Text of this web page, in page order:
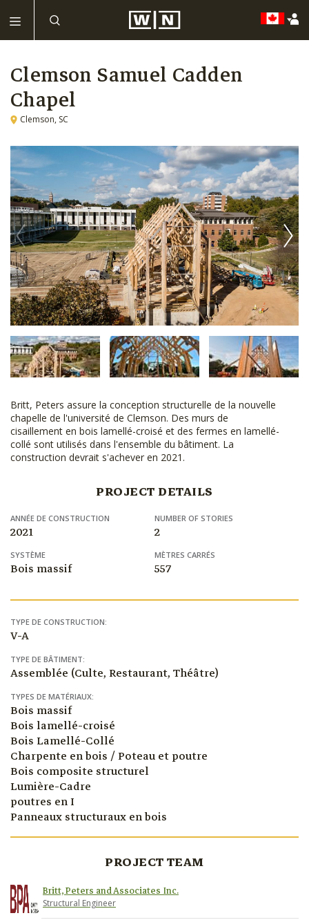
Clemson Samuel Cadden
Chapel
Clemson, SC
Britt, Peters assure la conception structurelle de la nouvelle
chapelle de l'université de Clemson. Des murs de
cisaillement en bois lamellé-croisé et des fermes en lamellé-
collé sont utilisés dans l'ensemble du bâtiment. La
construction devrait s'achever en 2021.
PROJECT DETAILS
ANNÉE DE CONSTRUCTION
2021
NUMBER OF STORIES
2
SYSTÈME
Bois massif
MÈTRES CARRÉS
557
TYPE DE CONSTRUCTION:
V-A
TYPE DE BÂTIMENT:
Assemblée (Culte, Restaurant, Théâtre)
TYPES DE MATÉRIAUX:
Bois massif
Bois lamellé-croisé
Bois Lamellé-Collé
Charpente en bois / Poteau et poutre
Bois composite structurel
Lumière-Cadre
poutres en I
Panneaux structuraux en bois
PROJECT TEAM
Britt, Peters and Associates Inc.
Structural Engineer